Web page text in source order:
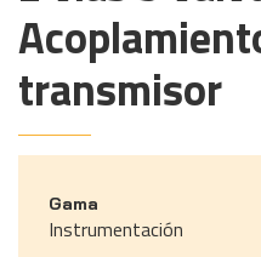
transmisor
Gama
Instrumentación